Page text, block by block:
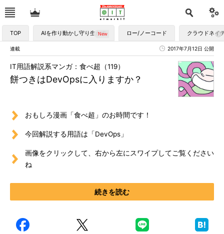
TOP AIを作り動かし守り生かす ロー/ノーコード クラウドネイ
連載 2017年7月12日 公開
餅つきはDevOpsに入りますか？
IT用語解説系マンガ：食べ超（119）
おもしろ漫画「食べ超」のお時間です！
今回解説する用語は「DevOps」
画像をクリックして、右から左にスワイプしてご覧ください
ね
続きを読む